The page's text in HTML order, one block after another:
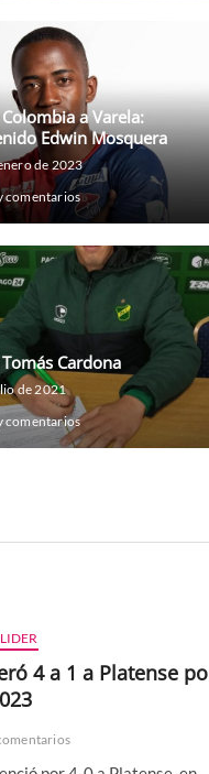
a Varela:
Edwin Mosquera
de 2023
comentarios
Cardona
de 2021
comentarios
4 a 1 a Platense